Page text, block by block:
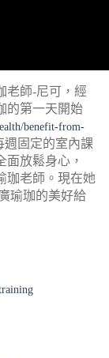
老師-尼可，經
的第一天開始
benefit-from-
週固定的室內課
放鬆身心，
珈老師。現在她
瑜珈的美好給